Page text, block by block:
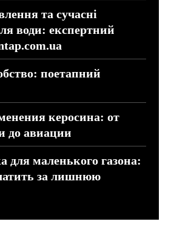
та сучасні
води: експертний
поетапний
керосина: от
до авиации
для маленького газона:
за лишнюю